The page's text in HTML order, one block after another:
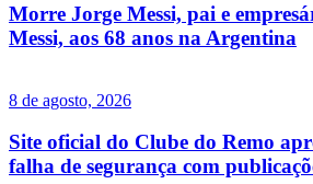
Morre Jorge Messi, pai e
Messi, aos 68 anos na Argentina
8 de agosto, 2026
Site oficial do Clube do Remo
falha de segurança com